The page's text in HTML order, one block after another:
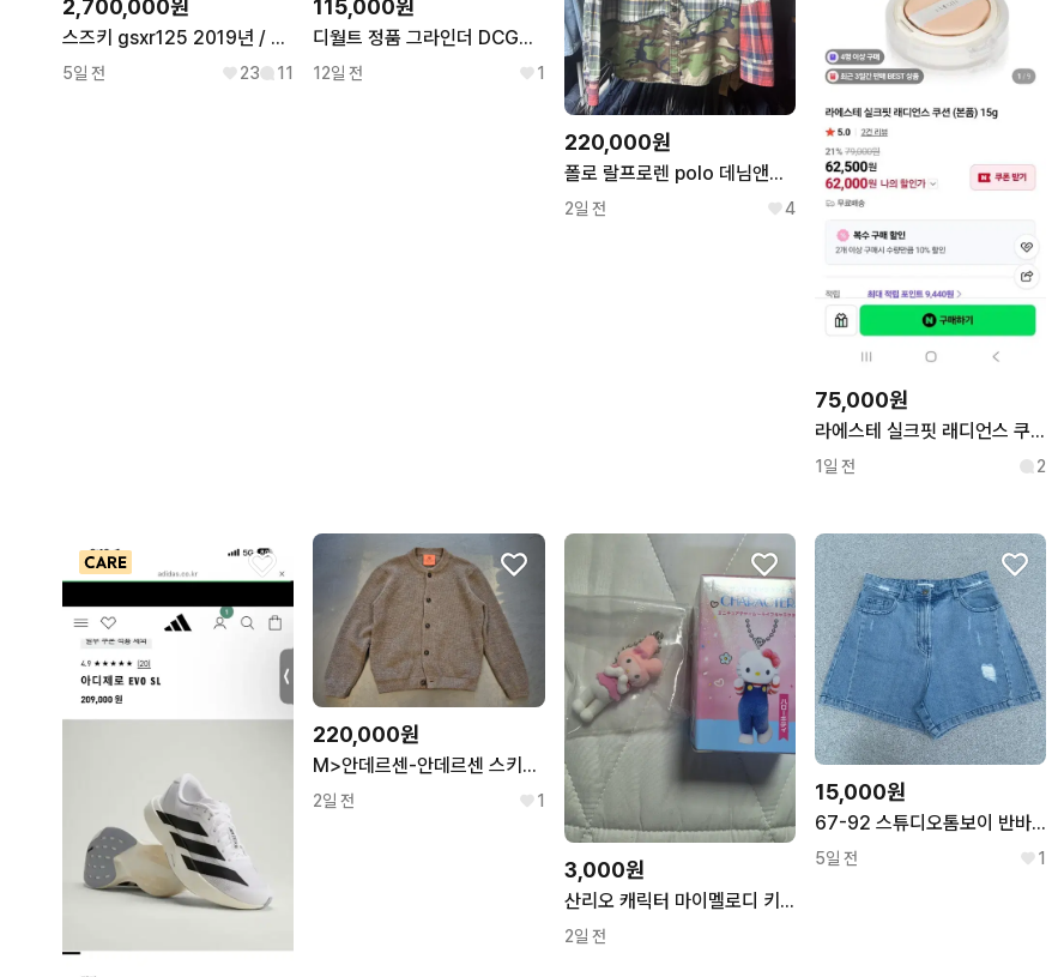
2,700,000원
스즈키 gsxr125 2019년 / 2만키로수 / 레오빈스튜닝 판매합니다
5일 전 23 11
115,000원
디월트 정품 그라인더 DCG405 국내정발정품
12일 전 1
220,000원
폴로 랄프로렌 polo 데님앤서플라이 멀티 워크셔츠 L
2일 전 4
75,000원
라에스테 실크핏 래디언스 쿠션 (본품)21호리필3개
1일 전 2
220,000원
M>안데르센-안데르센 스키퍼 자켓
2일 전 1
3,000원
산리오 캐릭터 마이멜로디 키링 새상품
2일 전
15,000원
67-92 스튜디오톰보이 반바지 | 073118
5일 전 1